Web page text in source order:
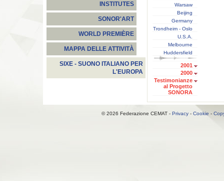
INSTITUTES
SONOR'ART
WORLD PREMIÈRE
MAPPA DELLE ATTIVITÀ
SIXE - SUONO ITALIANO PER
L'EUROPA
Warsaw
Beijing
Germany
Trondheim - Oslo
U.S.A.
Melbourne
Huddersfield
2001
2000
Testimonianze
al Progetto
SONORA
© 2026 Federazione CEMAT - Privacy - Cookie -